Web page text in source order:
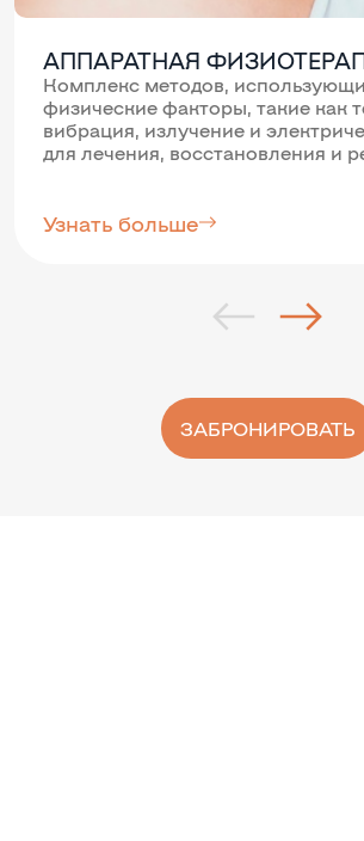
АППАРАТНАЯ
Комплекс методов,
физические факторы, такие как
вибрация, излучение и
для лечения, восстановления и
Узнать больше
ЗАБРОНИРОВАТЬ